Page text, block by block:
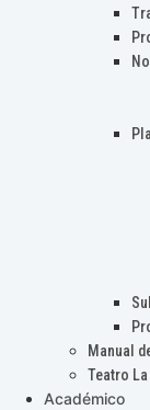
Manual
Teatro
Académico